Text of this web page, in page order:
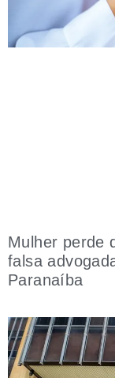
Mulher perde
falsa
Paranaíba